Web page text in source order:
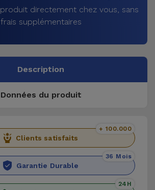
directement chez vous, sans
frais supplémentaires
Description
Données du produit
Clients satisfaits
+ 100.000
Garantie Durable
36 Mois
24H